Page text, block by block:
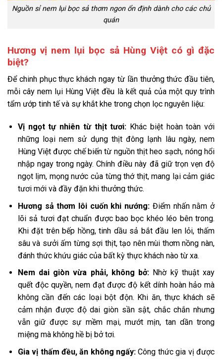
Nguồn sỉ nem lụi bọc sả thơm ngon ổn định dành cho các chủ
quán
Hương vị nem lụi bọc sả Hùng Việt có gì đặc
biệt?
Để chinh phục thực khách ngay từ lần thưởng thức đầu tiên,
mỗi cây nem lụi Hùng Việt đều là kết quả của một quy trình
tẩm ướp tinh tế và sự khắt khe trong chọn lọc nguyên liệu:
Vị ngọt tự nhiên từ thịt tươi: Khác biệt hoàn toàn với
những loại nem sử dụng thịt đông lạnh lâu ngày, nem
Hùng Việt được chế biến từ nguồn thịt heo sạch, nóng hổi
nhập ngay trong ngày. Chính điều này đã giữ trọn vẹn độ
ngọt lịm, mọng nước của từng thớ thịt, mang lại cảm giác
tươi mới và đầy đặn khi thưởng thức.
Hương sả thơm lôi cuốn khi nướng: Điểm nhấn nằm ở
lõi sả tươi đạt chuẩn được bao bọc khéo léo bên trong.
Khi đặt trên bếp hồng, tinh dầu sả bắt đầu len lỏi, thấm
sâu và sưởi ấm từng sợi thịt, tạo nên mùi thơm nồng nàn,
đánh thức khứu giác của bất kỳ thực khách nào từ xa.
Nem dai giòn vừa phải, không bở: Nhờ kỹ thuật xay
quết độc quyền, nem đạt được độ kết dính hoàn hảo mà
không cần đến các loại bột độn. Khi ăn, thực khách sẽ
cảm nhận được độ dai giòn sần sật, chắc chắn nhưng
vẫn giữ được sự mềm mại, mướt mịn, tan dần trong
miệng mà không hề bị bở tơi.
Gia vị thấm đều, ăn không ngấy: Công thức gia vị được